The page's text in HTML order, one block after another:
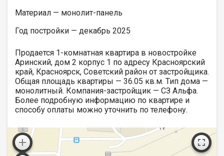
Материал — монолит-панель
Год постройки — декабрь 2025
Продается 1-комнатная квартира в новостройке
Аринский, дом 2 корпус 1 по адресу Красноярский
край, Красноярск, Советский район от застройщика.
Общая площадь квартиры — 36.05 кв.м. Тип дома —
монолитный. Компания-застройщик — СЗ Альфа.
Более подробную информацию по квартире и
способу оплаты можно уточнить по телефону.